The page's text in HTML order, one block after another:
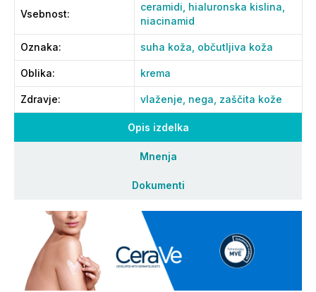
Opis izdelka
Mnenja
Dokumenti
Vsebnost:
ceramidi, hialuronska kislina,
niacinamid
Oznaka: suha koža, občutljiva koža
Oblika: krema
Zdravje: vlaženje, nega, zaščita kože